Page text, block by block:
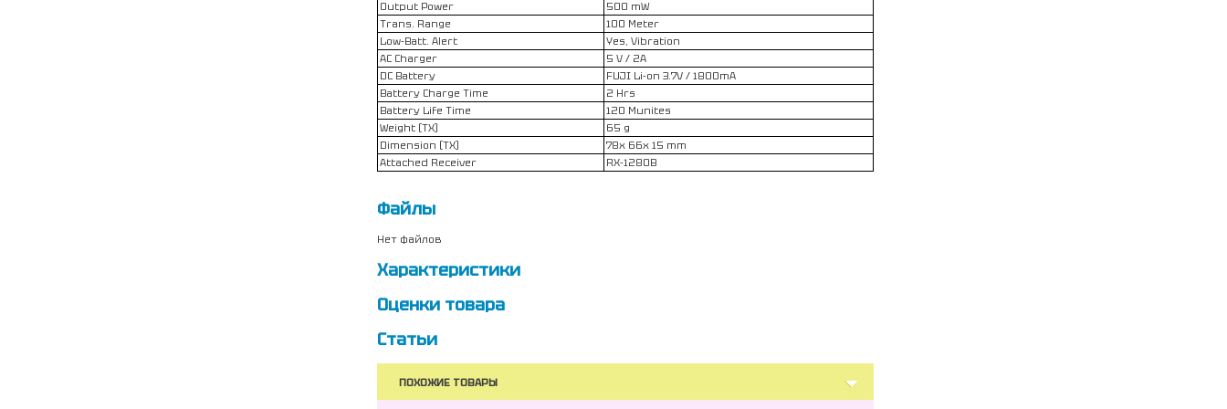
Output Power
500 mW
Trans. Range
100 Meter
Low-Batt. Alert
Yes, Vibration
AC Charger
5 V / 2A
DC Battery
FUJI Li-on 3.7V / 1800mA
Battery Charge Time
2 Hrs
Battery Life Time
120 Munites
Weight (TX)
65 g
Dimension (TX)
78x 66x 15 mm
Attached Receiver
RX-1280B
Файлы
Нет файлов
Характеристики
Оценки товара
Статьи
ПОХОЖИЕ ТОВАРЫ